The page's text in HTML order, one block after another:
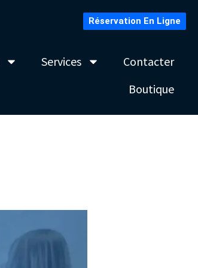
Réservation En Ligne
Services
Contacter
Boutique